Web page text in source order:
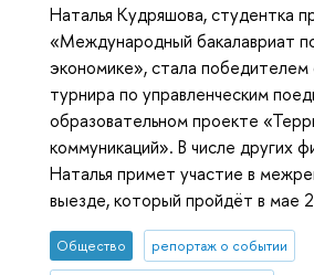
Наталья Кудряшова, студентка
«Международный бакалавриат
экономике», стала победителем
турнира по управленческим
образовательном проекте
коммуникаций». В числе других
Наталья примет участие в
выезде, который пройдёт в мае
Общество репортаж о событии